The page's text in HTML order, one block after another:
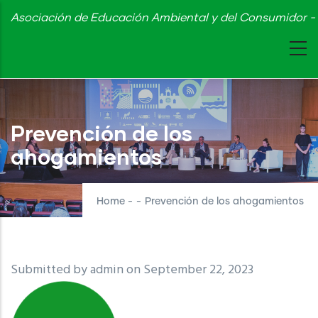
Skip
content
Asociación de Educación Ambiental y del Consumidor
Prevención de los
ahogamientos
Home - - Prevención de los ahogamientos
Submitted byadminon September 22, 2023